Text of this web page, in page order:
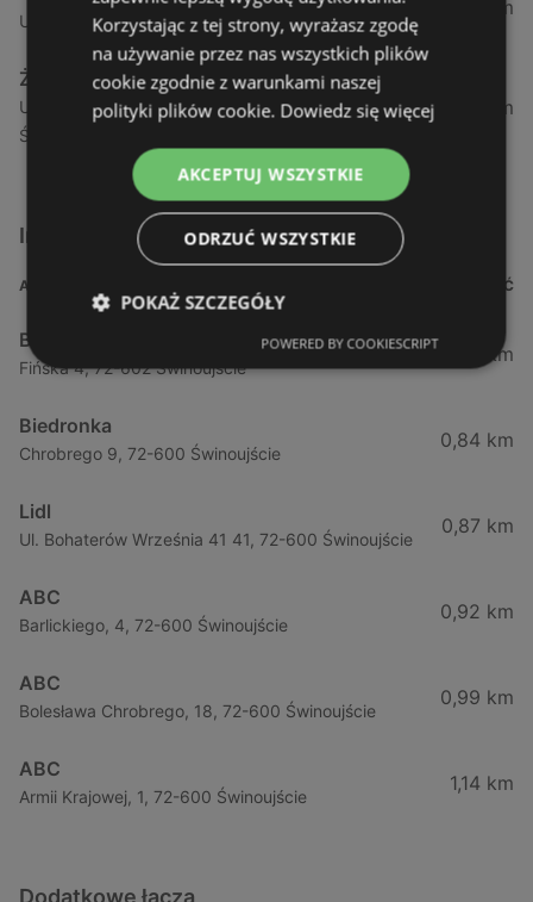
Ul. Armii Krajowej 12 / 1a, 72-600 Świnoujście
1,04 km
Żabka
Ul. Wybrzeże Wł. Iv 26/27 Lok. Lu, 72-600
Świnoujście
1,05 km
Inne sklepy Supermarkety w pobliżu
ADRES ODLEGŁOŚĆ
Biedronka
Fińska 4, 72-602 Świnoujście
0,23 km
Biedronka
Chrobrego 9, 72-600 Świnoujście
0,84 km
Lidl
Ul. Bohaterów Września 41 41, 72-600 Świnoujście
0,87 km
ABC
Barlickiego, 4, 72-600 Świnoujście
0,92 km
ABC
Bolesława Chrobrego, 18, 72-600 Świnoujście
0,99 km
ABC
Armii Krajowej, 1, 72-600 Świnoujście
1,14 km
Dodatkowe łącza
Korzystając z tej strony, wyrażasz zgodę
na używanie przez nas wszystkich plików
cookie zgodnie z warunkami naszej
polityki plików cookie. Dowiedz się więcej
AKCEPTUJ WSZYSTKIE
ODRZUĆ WSZYSTKIE
POKAŻ SZCZEGÓŁY
POWERED BY COOKIESCRIPT